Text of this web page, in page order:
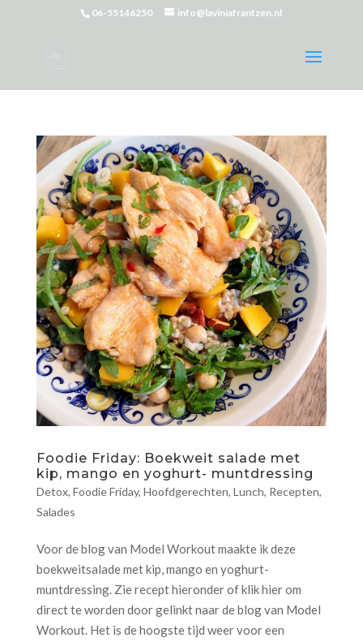
06-55146250 info@laviniafrantzen.nl
Foodie Friday: Boekweit salade met
kip, mango en yoghurt- muntdressing
Detox, Foodie Friday, Hoofdgerechten, Lunch, Recepten,
Salades
Voor de blog van Model Workout maakte ik deze
boekweitsalade met kip, mango en yoghurt-
muntdressing. Zie recept hieronder of klik hier om
direct te worden door gelinkt naar de blog van Model
Workout. Het is de hoogste tijd weer voor een